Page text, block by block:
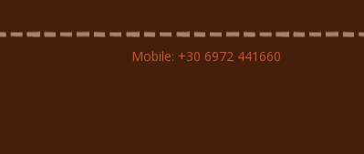
Mobile: +30 6972 441660